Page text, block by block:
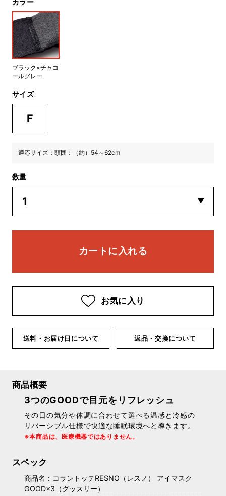
ブラック×チャコ
ールグレー
サイズ
F
適応サイズ：頭囲：（約）54～62cm
数量
お気に入り
送料・お届け日について 返品・交換について
商品概要
3つのGOODで目元をリフレッシュ
その日の気分や体調に合わせて選べる温感と冷感の
リバーシブル仕様で快適な睡眠環境へと導きます。
※本商品は、医療機器ではありません。
スペック
商品名：コラントッテRESNO（レスノ） アイマスク
GOOD×3（グッスリー）